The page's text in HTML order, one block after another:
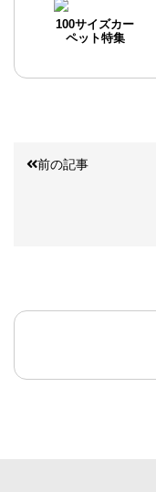
100サイズカー
ペット特集
前の記事